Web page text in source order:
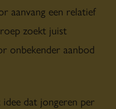
aanvang een relatief
zoekt juist
onbekender aanbod
dat jongeren per